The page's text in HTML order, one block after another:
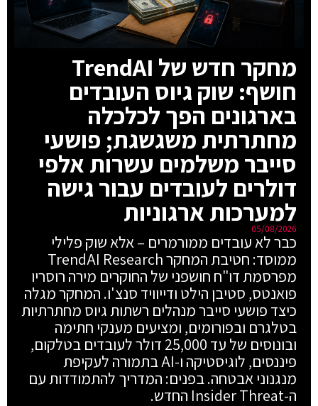
מחקר חדש של TrendAI
חושף: שוק גיוס העובדים
בארגונים הפך לכלכלה
מחתרתית משגשגת; פושעי
סייבר משלמים עשרות אלפי
דולרים לעובדים עבור גישה
למערכות ארגוניות
05/08/2026
כבר לא עובדים ממורמרים – אלא שוק פלילי
ממוסד: חטיבת המחקר TrendAI Research
מפרסמת דו"ח חושפני של החוקרים מירה רוסריו
פואנטס, סטיבן הילט ודייוויד סנצ'ו. המחקר מגלה
כיצד פושעי סייבר מנהלים רשתות גיוס מחתרתיות
בטלגרם ובפורומים, ומציעים מענקי חתימה
ובונוסים של עד 25,000 דולר לעובדים בטלקום,
פיננסים, לוגיסטיקה ו-AI בתמורה לעקיפת
מנגנוני אבטחה. בפנים: המדריך להתמודדות עם
ה-Insider Threat החדש.